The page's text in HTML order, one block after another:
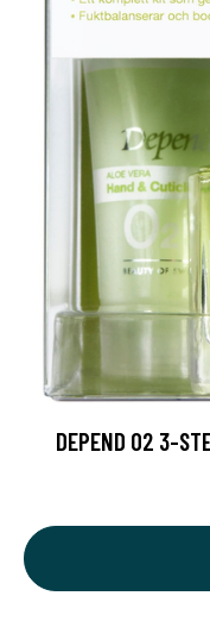
DEPEND O2 3-